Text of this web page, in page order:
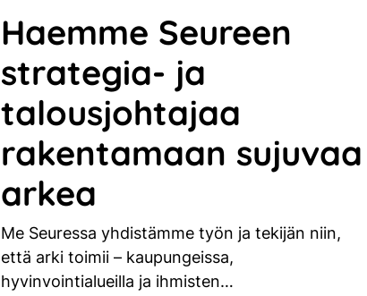
Haemme Seureen
strategia- ja
talousjohtajaa
rakentamaan sujuvaa
arkea
Me Seuressa yhdistämme työn ja tekijän niin,
että arki toimii – kaupungeissa,
hyvinvointialueilla ja ihmisten…